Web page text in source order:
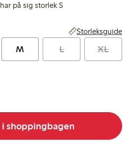
på sig storlek S
Storleksguide
M L XL
shoppingbagen